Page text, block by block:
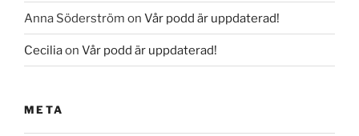
Anna Söderström on Vår podd är uppdaterad!
Ceciliaon Vår podd är uppdaterad!
META